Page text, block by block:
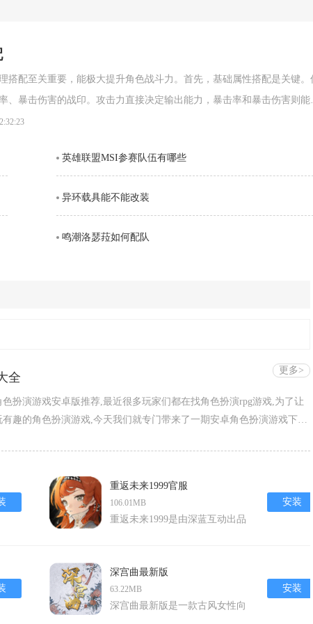
搭配至关重要，能极大提升角色战斗力。首先，基础属性搭配是关键。
、暴击伤害的战印。攻击力直接决定输出能力，暴击率和暴击伤害则能
额伤害。对于攻击型职业，可搭配“强攻印”，它能大幅提升攻击力
英雄联盟MSI参赛队伍有哪些
异环载具能不能改装
鸣潮洛瑟菈如何配队
更多>
全
扮演游戏安卓版推荐,最近很多玩家们都在找角色扮演rpg游戏,为了让
趣的角色扮演游戏,今天我们就专门带来了一期安卓角色扮演游戏下载
重返未来1999官服
106.01MB
重返未来1999是由深蓝互动出品
深受玩家喜爱。游戏背景设定在
1999年12月31日，当“暴雨”降
临，玩家将扮演圣洛夫基金会
安装
深宫曲最新版
63.22MB
深宫曲最新版是一款古风女性向
安装